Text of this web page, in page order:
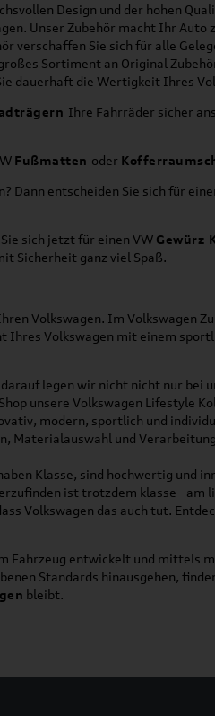
Design und der hohen
Unser Zubehör macht Ihr
verschaffen Sie sich für alle
Sortiment an Original
dauerhaft die Wertigkeit Ihres
Ihre Fahrräder sicher
Fußmatten oder
Dann entscheiden Sie sich für
sich jetzt für einen VW Gewürz
Sicherheit ganz viel Spaß.
Volkswagen. Im Volkswagen
Volkswagen mit einem
legen wir nicht nicht nur bei
unsere Volkswagen Lifestyle
modern, sportlich und
Materialauswahl und
Klasse, sind hochwertig
ist trotzdem klasse -
Volkswagen das auch tut.
Fahrzeug entwickelt und mittels
Standards hinausgehen,
bleibt.